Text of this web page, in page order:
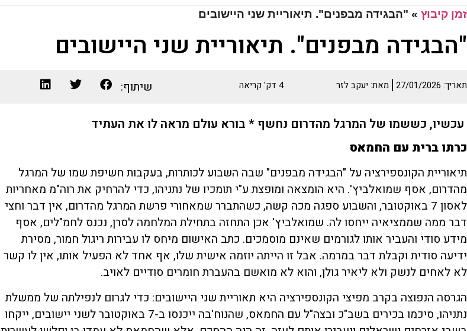
זמן קיבוץ » "הבגידה מבפנים". תיאוריית שני היישובים
"הבגידה מבפנים". תיאוריית שני היישובים
תאריך: 27/01/2026 מאת: יעקב לזר 4 דק' קריאה שיתוף:
עכשיו, כששמו של המרגל מהדרום נחשף * בורא עולם מראה לו את העתיד
כרתו ברית עם החמאס
תיאוריית הקונספירציה על "הבגידה מבפנים" שבה השבוע לכותרות, בעקבות חשיפת שמו של המרגל
מהדרום, אסף שמואלביץ'. היא הומצאה ומופצת ע"י תומכיו של נתניהו, כדי להרחיק את רוה"מ מאחריות
לאסון 7 באוקטובר, והשבוע ספגה מכה קשה, כשהתברר שמאחורי פרשת המרגל מהדרום, אין דבר וחצי
דבר ממה שממציאיה ייחסו לה. שמואלביץ' אכן התחזה בתחילת המלחמה לסרן, נכנס לחמ"לים, אסף
מידע סודי והעביר אותו לגורמים שאינם מוסמכים. כתב האישום מיחס לו עבירות ריגול חמור, מסירת
ידיעה סודית וקבלת דבר במרמה. אבל זו הייתה יוזמה אישית שלו, אף אחד לא הפעיל אותו, אין לו קשר
לא לאחים לנשק ולא ליאיר גולן, והוא לא מואשם בהעברת חומרים סודיים לאויב.
הגרסה הנפוצה בקרב מפיצי הקונספירציה היא תאוריית שני היישובים: כדי לגרום לנפילתה של ממשלת
נתניהו, סיכמו בכירים בשב"כ ובצה"ל עם החמאס, שהנוח'בה ייכנסו ב-7 באוקטובר לשני יישובים, ייקחו